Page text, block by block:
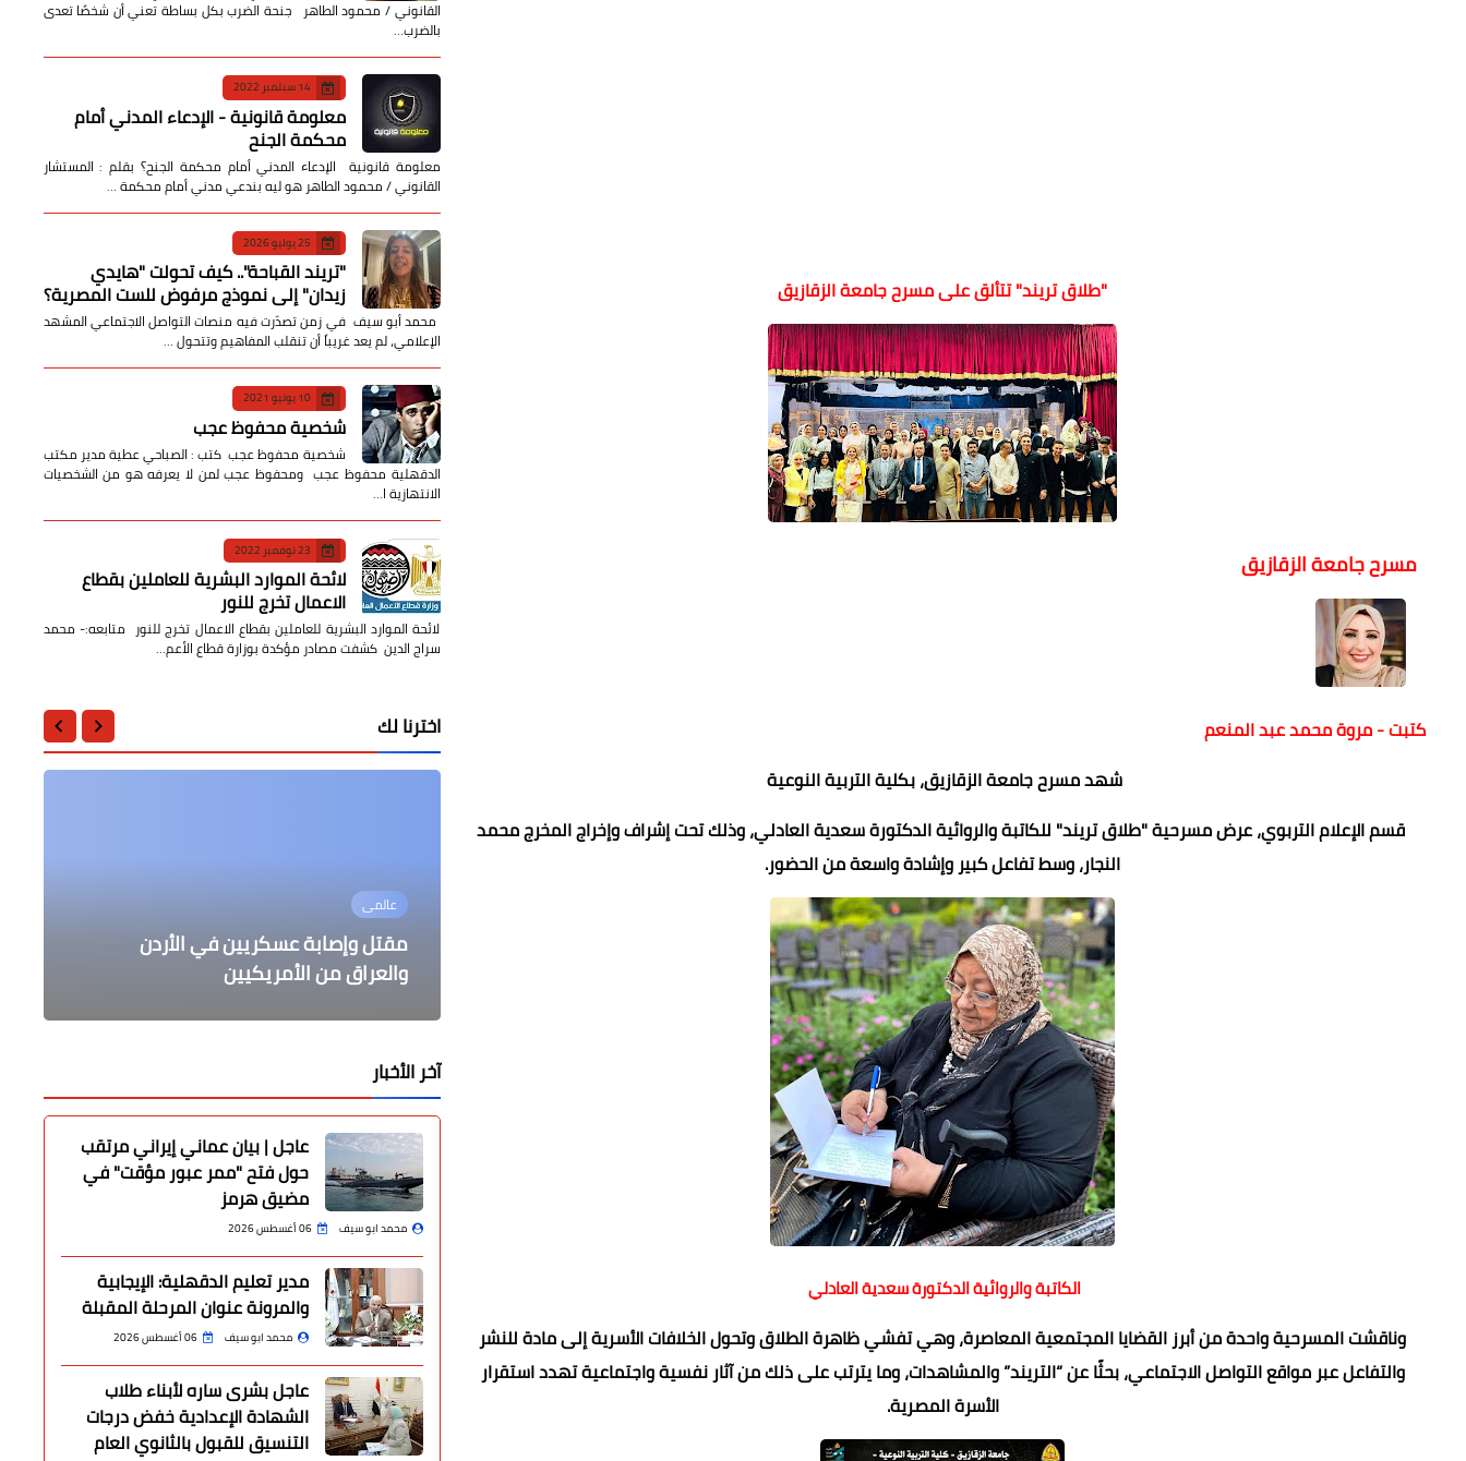
"طلاق تريند" تتألق على مسرح جامعة الزقازيق
مسرح جامعة الزقازيق
كتبت - مروة محمد عبد المنعم
شهد مسرح جامعة الزقازيق، بكلية التربية النوعية
قسم الإعلام التربوي، عرض مسرحية "طلاق تريند" للكاتبة والروائية الدكتورة سعدية العادلي، وذلك تحت إشراف وإخراج المخرج محمد
النجار، وسط تفاعل كبير وإشادة واسعة من الحضور.
الكاتبة والروائية الدكتورة سعدية العادلي
وناقشت المسرحية واحدة من أبرز القضايا المجتمعية المعاصرة، وهي تفشي ظاهرة الطلاق وتحول الخلافات الأسرية إلى مادة للنشر
والتفاعل عبر مواقع التواصل الاجتماعي، بحثًا عن “التريند” والمشاهدات، وما يترتب على ذلك من آثار نفسية واجتماعية تهدد استقرار
الأسرة المصرية.
القانوني / محمود الطاهر جنحة الضرب بكل بساطة تعني أن شخصًا تعدى
بالضرب…
14 سبتمبر 2022
معلومة قانونية - الإدعاء المدني أمام
محكمة الجنح
معلومة قانونية الإدعاء المدني أمام محكمة الجنح؟ بقلم : المستشار
القانوني / محمود الطاهر هو ليه بندعي مدني أمام محكمة …
25 يوليو 2026
​"تريند القباحة".. كيف تحولت "هايدي
زيدان" إلى نموذج مرفوض للست المصرية؟
​ محمد أبو سيف ​في زمن تصدّرت فيه منصات التواصل الاجتماعي المشهد
الإعلامي، لم يعد غريباً أن تنقلب المفاهيم وتتحول …
10 يونيو 2021
شخصية محفوظ عجب
شخصية محفوظ عجب كتب : الصباحي عطية مدير مكتب
الدقهلية محفوظ عجب ومحفوظ عجب لمن لا يعرفه هو من الشخصيات
الانتهازية ا…
23 نوفمبر 2022
لائحة الموارد البشرية للعاملين بقطاع
الاعمال تخرج للنور
لائحة الموارد البشرية للعاملين بقطاع الاعمال تخرج للنور متابعه:- محمد
سراج الدين كشفت مصادر مؤكدة بوزارة قطاع الأعم…
اخترنا لك
Mohamed abo seif
20 يوليو 2026
الرياضة
بالفيديو التفاصيل الكاملة لما حدث من
جماهير الأرجنتين بعد خسارة النهائي
عماد الدين محمد
20 يوليو 2026
مقالات
الدكتور يوسف العميري | يكتب | الصمت
أخطر من الصواريخ
عماد الدين محمد
20 يوليو 2026
إسبانيا تعانق المجد العالمي للمرة
الثانية.. وتسقط الأرجنتين في نهائي
مونديال 2026م
Mohamed abo seif
19 يوليو 2026
عالمى
مقتل وإصابة عسكريين في الأردن
والعراق من الأمريكيين
Mohamed abo seif
19 يوليو 2026
محافظات
محافظ الجيزة يطيح بمسؤول إشغالات
بولاق الدكرور في جولة مفاجئة
آخر الأخبار
عاجل | بيان عماني إيراني مرتقب
حول فتح "ممر عبور مؤقت" في
مضيق هرمز
محمد ابو سيف 06 أغسطس 2026
مدير تعليم الدقهلية: الإيجابية
والمرونة عنوان المرحلة المقبلة
محمد ابو سيف 06 أغسطس 2026
عاجل بشرى ساره لأبناء طلاب
الشهادة الإعدادية خفض درجات
التنسيق للقبول بالثانوي العام